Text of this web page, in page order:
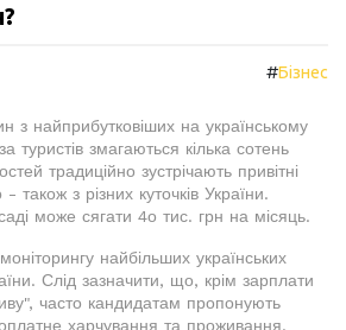
#Бізнес
з найприбутковіших на українському
туристів змагаються кілька сотень
традиційно зустрічають привітні
також з різних куточків України.
може сягати 4о тис. грн на місяць.
найбільших українських
Слід зазначити, що, крім зарплати
часто кандидатам пропонують
харчування та проживання.